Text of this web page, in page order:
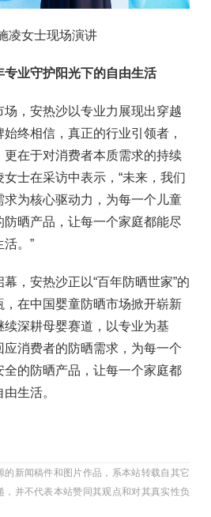
凌女士现场演讲
专业守护阳光下的自由生活
场，安热沙以专业力展现出穿越
终相信，真正的行业引领者，
在于对消费者本质需求的持续
士在采访中表示，“未来，我们
为核心驱动力，为每一个儿童
晒产品，让每一个家庭都能尽
。”
，安热沙正以“百年防晒世家”的
在中国婴童防晒市场掀开崭新
深耕母婴赛道，以专业为基
消费者的防晒需求，为每一个
全的防晒产品，让每一个家庭都
生活。
新闻稿件和图片作品，系本站转载自其它
并不代表本站赞同其观点和对其真实性负